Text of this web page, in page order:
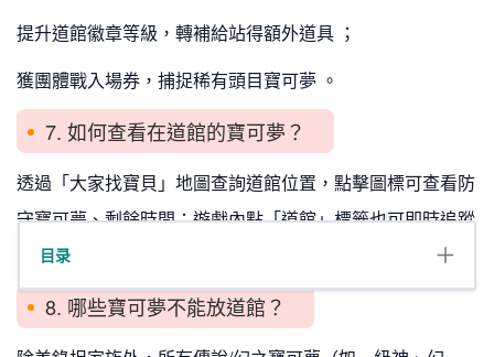
目录
提升道館徽章等級，轉補給站得額外道具 ；
獲團體戰入場券，捕捉稀有頭目寶可夢 。
7. 如何查看在道館的寶可夢？
透過「大家找寶貝」地圖查詢道館位置，點擊圖標可查看防
守寶可夢、剩餘時間；遊戲內點「道館」標籤也可即時追蹤
8. 哪些寶可夢不能放道館？